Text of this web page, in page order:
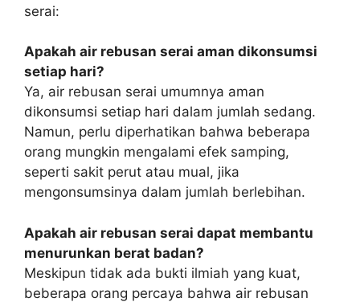
serai:
Apakah air rebusan serai aman dikonsumsi
setiap hari?
Ya, air rebusan serai umumnya aman
dikonsumsi setiap hari dalam jumlah sedang.
Namun, perlu diperhatikan bahwa beberapa
orang mungkin mengalami efek samping,
seperti sakit perut atau mual, jika
mengonsumsinya dalam jumlah berlebihan.
Apakah air rebusan serai dapat membantu
menurunkan berat badan?
Meskipun tidak ada bukti ilmiah yang kuat,
beberapa orang percaya bahwa air rebusan